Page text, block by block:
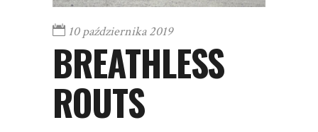
10 października 2019
BREATHLESS
ROUTS